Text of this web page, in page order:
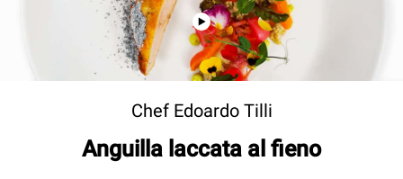
Chef Edoardo Tilli
Anguilla laccata al fieno